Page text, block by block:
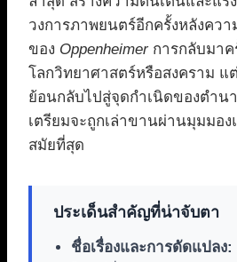
วงการภาพยนตร์อีกครั้งหลังคว
ของ Oppenheimerการกลับมาค
โลกวิทยาศาสตร์หรือสงคราม แ
ย้อนกลับไปสู่จุดกำเนิดของตำน
เตรียมจะถูกเล่าขานผ่านมุมมอง
สมัยที่สุด
ประเด็นสำคัญที่น่าจับตา
ชื่อเรื่องและการดัดแปลง: